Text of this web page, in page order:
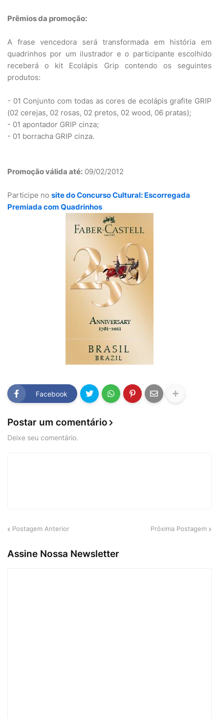
Prêmios da promoção:
A frase vencedora será transformada em história em
quadrinhos por um ilustrador e o participante escolhido
receberá o kit Ecolápis Grip contendo os seguintes
produtos:
- 01 Conjunto com todas as cores de ecolápis grafite GRIP
(02 cerejas, 02 rosas, 02 pretos, 02 wood, 06 pratas);
- 01 apontador GRIP cinza;
- 01 borracha GRIP cinza.
Promoção válida até: 09/02/2012
Participe no site do Concurso Cultural: Escorregada
Premiada com Quadrinhos
Facebook
Postar um comentário
Deixe seu comentário.
Postagem Anterior Próxima Postagem
Assine Nossa Newsletter